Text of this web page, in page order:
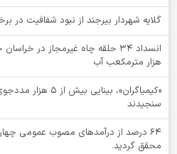
گلایه شهردار بیرجند از نبود شفافیت در
هزار مترمکعب آب
«کیمیاگران»،
سنجیدند
64 درصد از درآمدهای مصوب عمومی
محقق گردید.